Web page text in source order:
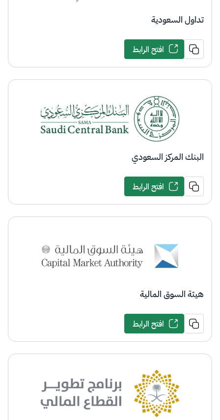
تداول السعودية
افتح الرابط
البنك المركز السعودي
افتح الرابط
هيئة السوق المالية​​
افتح الرابط